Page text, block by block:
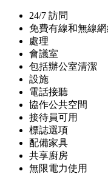
24/7 訪問
免費有線和無線
處理
會議室
包括辦公室清潔
設施
電話接聽
協作公共空間
接待員可用
標誌選項
配備家具
共享廚房
無限電力使用